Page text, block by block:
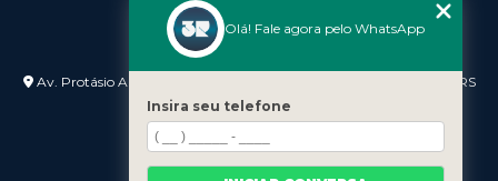
Endereço
Av. Protásio Alves nº 3240 Lojas 7 e 8 - Petrópolis - Porto Alegre - RS
- 90410-007
Olá! Fale agora pelo WhatsApp
Insira seu telefone